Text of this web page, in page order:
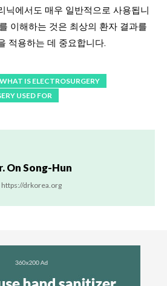
닉에서도 매우 일반적으로 사용됩니
이해하는 것은 최상의 환자 결과를
적용하는 데 중요합니다.
WHAT IS ELECTROSURGERY
USED FOR
On Song-Hun
https://drkorea.org